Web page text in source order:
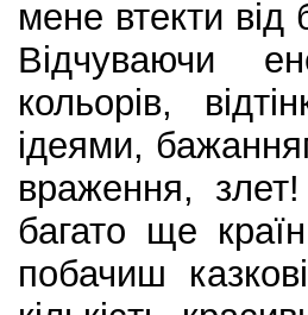
мене втекти від
Відчуваючи
кольорів,
ідеями,
враження,
багато ще
побачиш